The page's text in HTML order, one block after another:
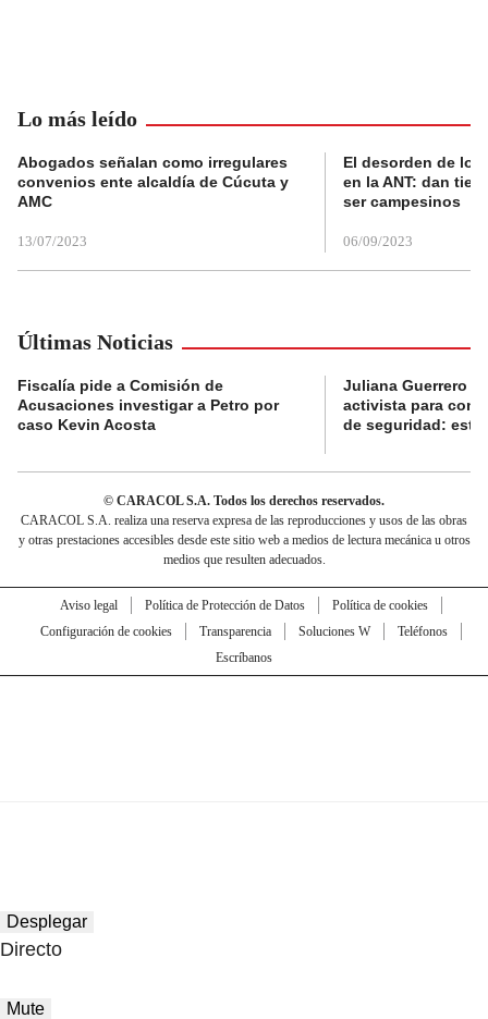
Lo más leído
Abogados señalan como irregulares
convenios ente alcaldía de Cúcuta y
AMC
13/07/2023
El desorden de
en la ANT: dan
ser campesinos
06/09/2023
Últimas Noticias
Fiscalía pide a Comisión de
Acusaciones investigar a Petro por
caso Kevin Acosta
Juliana Guerrero
activista para
de seguridad: esta
© CARACOL S.A. Todos los derechos reservados.
CARACOL S.A. realiza una reserva expresa de las reproducciones y usos de las obras
y otras prestaciones accesibles desde este sitio web a medios de lectura mecánica u otros
medios que resulten adecuados.
Aviso legal Política de Protección de Datos
Política de cookies
Configuración de cookies
Transparencia Soluciones W
Teléfonos
Escríbanos
Desplegar
Directo
Mute